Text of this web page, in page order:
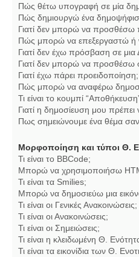
Πώς θέτω υπογραφή σε μία
Πώς δημιουργώ ένα
Γιατί δεν μπορώ να προσθέσω
Πώς μπορώ να επεξεργαστώ ή
Γιατί δεν έχω πρόσβαση σε
Γιατί δεν μπορώ να προσθέσω
Γιατί έχω πάρει προειδοποίηση;
Πώς μπορώ να αναφέρω
Τι είναι το κουμπί
Γιατί η δημοσίευση μου πρέπει
Πως σημειώνουμε ένα θέμα
Μορφοποίηση και τύποι Θ.
Τι είναι το BBCode;
Μπορώ να χρησιμοποιήσω
Τι είναι τα Smilies;
Μπορώ να δημοσιεύω μια
Τι είναι οι Γενικές Ανακοινώσεις;
Τι είναι οι Ανακοινώσεις;
Τι είναι οι Σημειώσεις;
Τι είναι η κλειδωμένη Θ.
Τι είναι τα εικονίδια των Θ.